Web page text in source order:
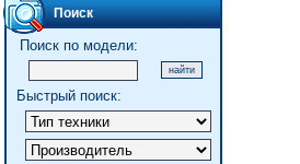
Поиск
Поиск по модели:
Быстрый поиск: